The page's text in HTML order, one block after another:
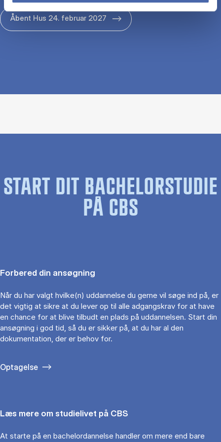
Åbent Hus 24. februar 2027
START DIT BACHELORSTUDIE
PÅ CBS
Forbered din ansøgning
Når du har valgt hvilke(n) uddannelse du gerne vil søge ind på, er
det vigtig at sikre at du lever op til alle adgangskrav for at have
en chance for at blive tilbudt en plads på uddannelsen. Start din
ansøgning i god tid, så du er sikker på, at du har al den
dokumentation, der er behov for.
Optagelse
Læs mere om studielivet på CBS
At starte på en bachelordannelse handler om mere end bare